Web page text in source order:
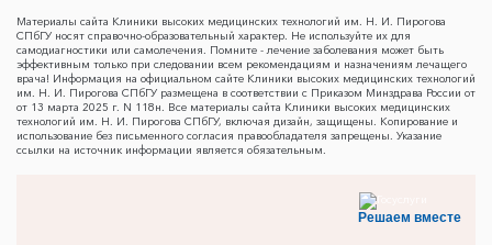
Материалы сайта Клиники высоких медицинских технологий им. Н. И. Пирогова
СПбГУ носят справочно-образовательный характер. Не используйте их для
самодиагностики или самолечения. Помните - лечение заболевания может быть
эффективным только при следовании всем рекомендациям и назначениям лечащего
врача! Информация на официальном сайте Клиники высоких медицинских технологий
им. Н. И. Пирогова СПбГУ размещена в соответствии с Приказом Минздрава России от
от 13 марта 2025 г. N 118н. Все материалы сайта Клиники высоких медицинских
технологий им. Н. И. Пирогова СПбГУ, включая дизайн, защищены. Копирование и
использование без письменного согласия правообладателя запрещены. Указание
ссылки на источник информации является обязательным.
Решаем вместе